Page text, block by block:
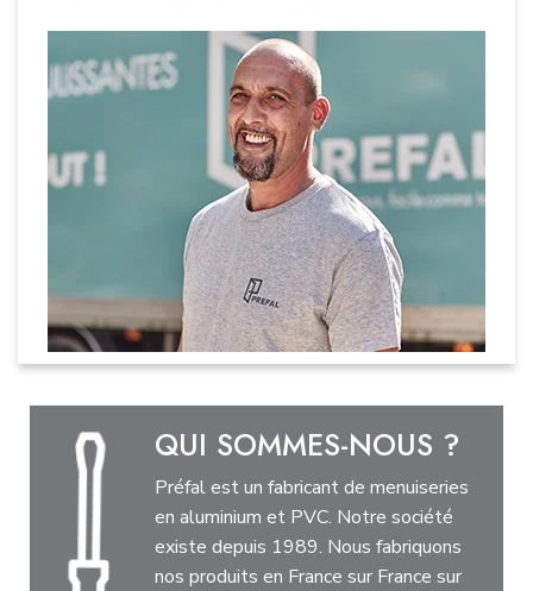
QUI SOMMES-NOUS ?
Préfal est un fabricant de menuiseries
en aluminium et PVC. Notre société
existe depuis 1989. Nous fabriquons
nos produits en France sur France sur